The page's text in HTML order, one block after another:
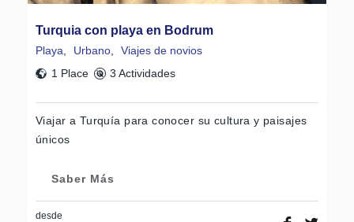
Turquia con playa en Bodrum
Playa Urbano
Viajes de novios
1 Place
3 Actividades
Viajar a Turquía para conocer su cultura y paisajes
únicos
Saber Más
desde